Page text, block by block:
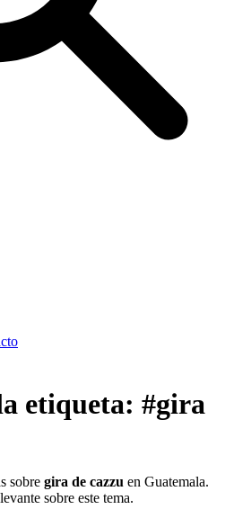
etiqueta: #gira
sobre gira de cazzu en Guatemala.
sobre este tema.